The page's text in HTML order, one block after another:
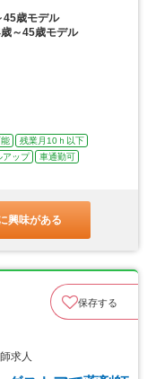
45歳モデル
～45歳モデル
残業月10ｈ以下
アップ
車通勤可
興味がある
保存する
求人